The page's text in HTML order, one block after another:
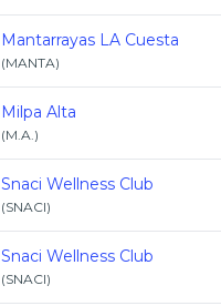
Mantarrayas LA Cuesta
(MANTA)
Milpa Alta
(M.A.)
Snaci Wellness Club
(SNACI)
Snaci Wellness Club
(SNACI)